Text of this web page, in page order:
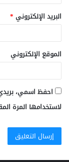
البريد الإلكتروني *
الموقع الإلكتروني
احفظ اسمي،
لاستخدامها المرة